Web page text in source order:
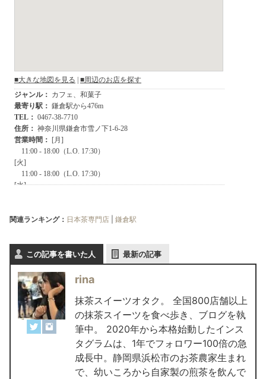
関連ランキング： 日本茶専門店 鎌倉駅
この記事を書いた人 最新の記事
rina
抹茶スイーツオタク。 全国800店舗以上
の抹茶スイーツを食べ歩き、ブログを執
筆中。 2020年から本格始動したインス
タグラムは、1年でフォロワー100倍の急
成長中。静岡県浜松市のお茶農家生まれ
で、幼いころから自家製の煎茶を飲んで